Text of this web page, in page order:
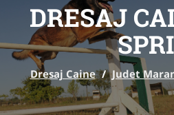
DRESAJ
Dresaj Caine / Judet